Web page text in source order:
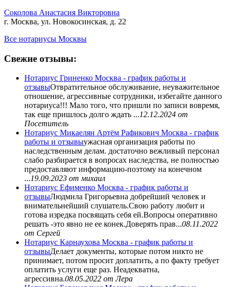
Соколова Анастасия Викторовна
г. Москва, ул. Новокосинская, д. 22
Все нотариусы Москвы
Свежие отзывы:
Нотариус Гриненко Москва - график работы и
отзывыОтвратительное обслуживание, неуважительное
отношение, агрессивные сотрудники, избегайте данного
нотариуса!!! Мало того, что пришли по записи вовремя,
так еще пришлось долго ждать ...12.12.2024 от
Посетитель
Нотариус Микаелян Артём Рафикович Москва - график
работы и отзывыужасная организация работы по
наследственным делам. достаточно вежливый персонал
слабо разбирается в вопросах наследства, не полностью
предоставляют информацию-поэтому на конечном
...19.09.2023 от михаил
Нотариус Ефименко Москва - график работы и
отзывыЛюдмила Григорьевна добрейший человек и
внимательнейший слушатель.Свою работу любит и
готова изредка посвящать себя ей.Вопросы оперативно
решать -это явно не ее конек.Доверять прав...08.11.2022
от Сергей
Нотариус Карнаухова Москва - график работы и
отзывыДелает документы, которые потом никто не
принимает, потом просит доплатить, а по факту требует
оплатить услуги еще раз. Неадекватна,
агрессивна.08.05.2022 от Лера